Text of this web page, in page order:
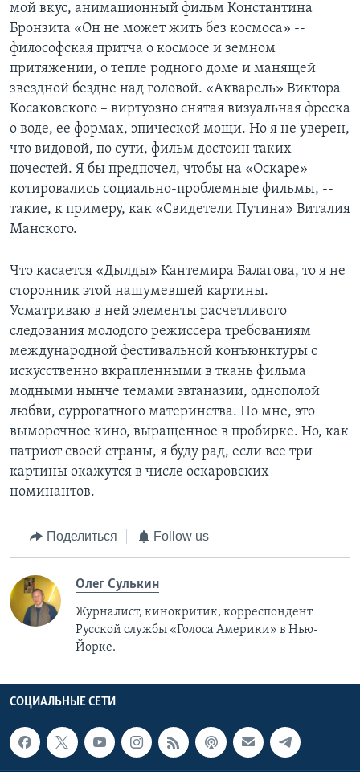
мой вкус, анимационный фильм Константина
Бронзита «Он не может жить без космоса» --
философская притча о космосе и земном
притяжении, о тепле родного доме и манящей
звездной бездне над головой. «Акварель» Виктора
Косаковского – виртуозно снятая визуальная фреска
о воде, ее формах, эпической мощи. Но я не уверен,
что видовой, по сути, фильм достоин таких
почестей. Я бы предпочел, чтобы на «Оскаре»
котировались социально-проблемные фильмы, --
такие, к примеру, как «Свидетели Путина» Виталия
Манского.
Что касается «Дылды» Кантемира Балагова, то я не
сторонник этой нашумевшей картины.
Усматриваю в ней элементы расчетливого
следования молодого режиссера требованиям
международной фестивальной конъюнктуры с
искусственно вкрапленными в ткань фильма
модными нынче темами эвтаназии, однополой
любви, суррогатного материнства. По мне, это
выморочное кино, выращенное в пробирке. Но, как
патриот своей страны, я буду рад, если все три
картины окажутся в числе оскаровских
номинантов.
Поделиться Follow us
Олег Сулькин
Журналист, кинокритик, корреспондент
Русской службы «Голоса Америки» в Нью-
Йорке.
СОЦИАЛЬНЫЕ СЕТИ